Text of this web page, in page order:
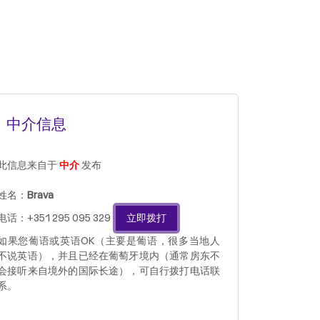
中介信息
信息来自于中介发布
名： Brava
话：+351 295 095 329
立即拨打
果您葡语或英语OK（主要是葡语，很多当地人
说英语），并且已经在葡萄牙境内（通常房东不
接听来自境外的国际长途），可自行拨打电话联
。